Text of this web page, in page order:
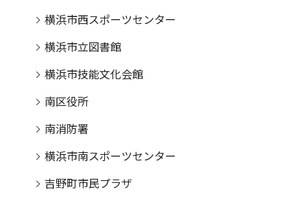
横浜市西スポーツセンター
横浜市立図書館
横浜市技能文化会館
南区役所
南消防署
横浜市南スポーツセンター
吉野町市民プラザ